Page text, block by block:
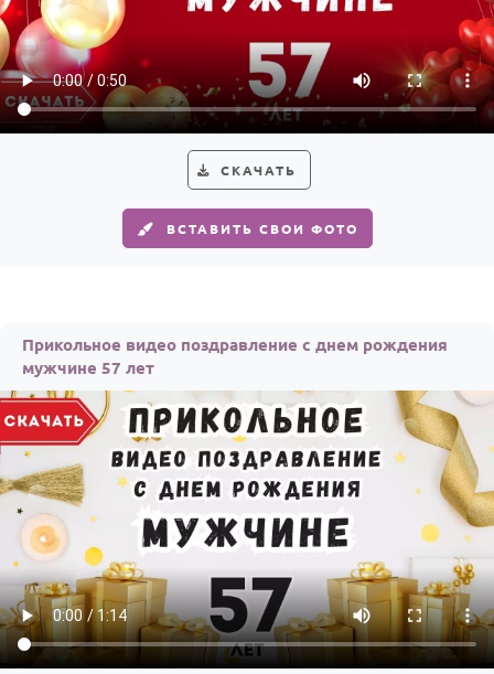
СКАЧАТЬ
ВСТАВИТЬ СВОИ ФОТО
Прикольное видео поздравление с днем рождения
мужчине 57 лет